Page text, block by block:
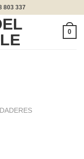
803 337
0